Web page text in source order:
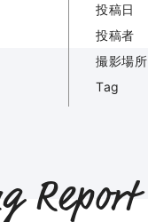
投稿日
投稿者
撮影場所
Tag
Report